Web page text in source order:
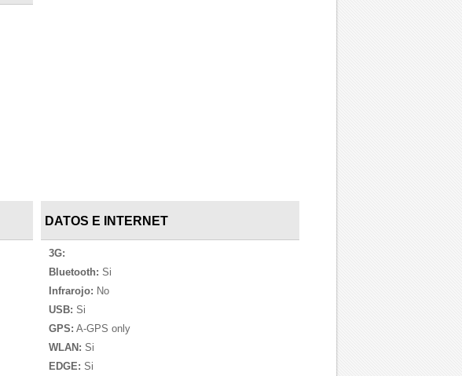
DATOS E INTERNET
3G:
Bluetooth: Si
Infrarojo: No
USB: Si
GPS: A-GPS only
WLAN: Si
EDGE: Si